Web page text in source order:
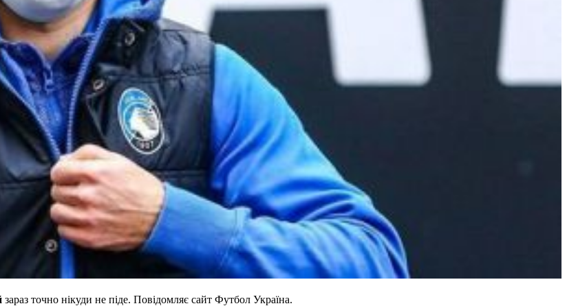
зараз точно нікуди не піде. Повідомляє сайт Футбол Україна.